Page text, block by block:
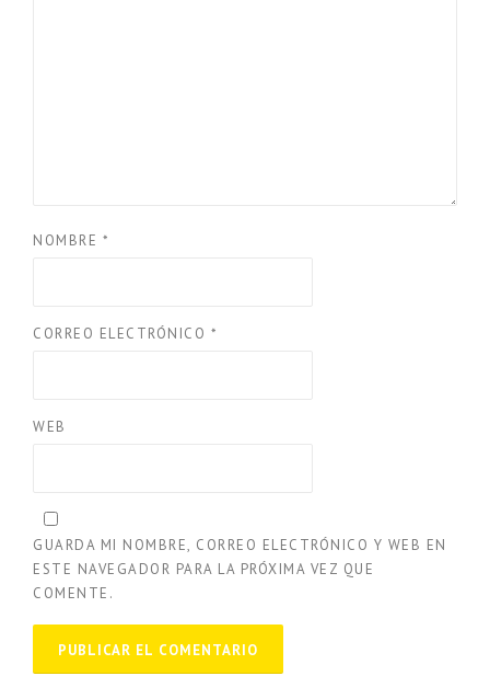
NOMBRE *
CORREO ELECTRÓNICO *
WEB
GUARDA MI NOMBRE, CORREO ELECTRÓNICO Y WEB EN
ESTE NAVEGADOR PARA LA PRÓXIMA VEZ QUE
COMENTE.